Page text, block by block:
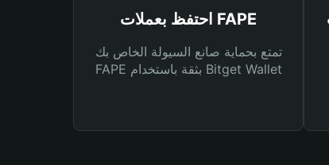
احتفظ بعملات FAPE
تمتع بحماية صانع السيولة الخاص بك
FAPE بثقة باستخدام Bitget Wallet